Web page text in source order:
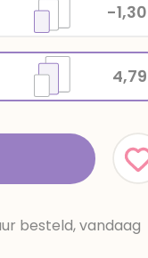
4,79
-1,30
besteld, vandaag